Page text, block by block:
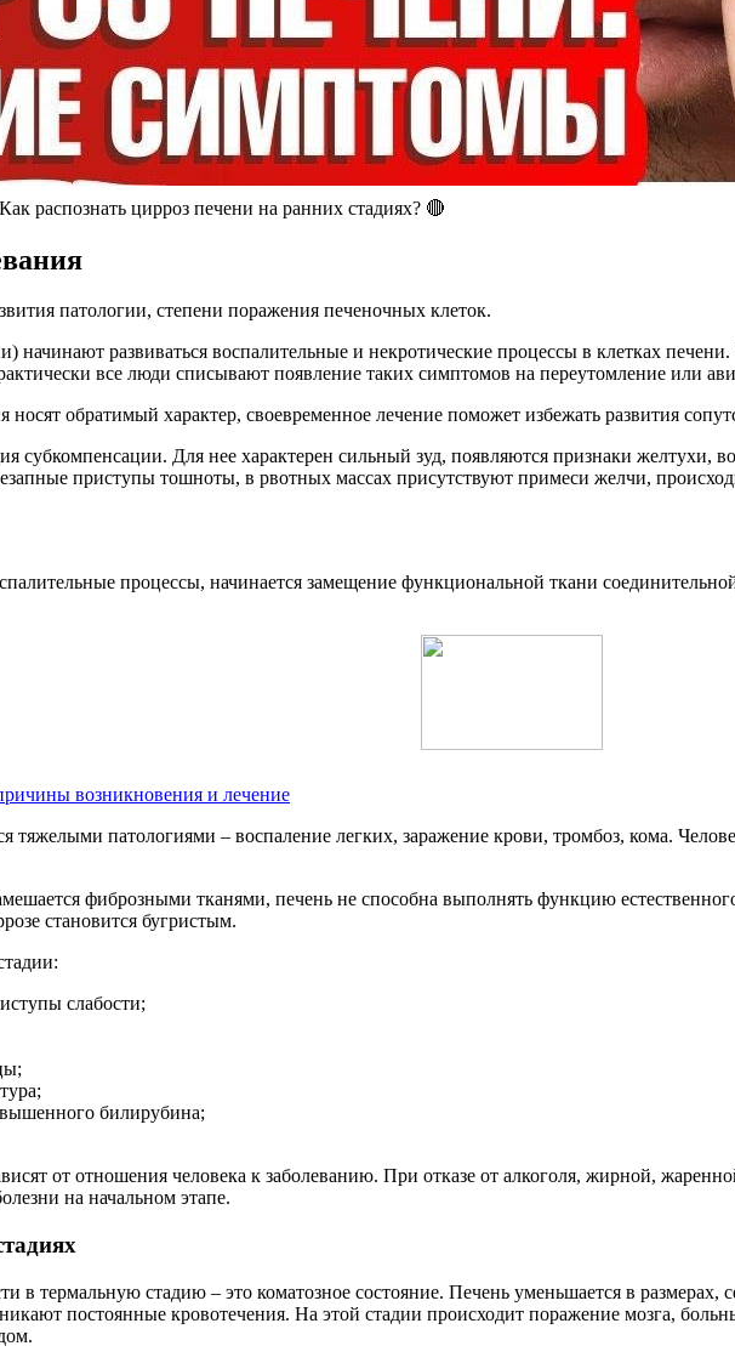
распознать цирроз печени на ранних стадиях? 🔴
патологии, степени поражения печеночных клеток.
начинают развиваться воспалительные и некротические процессы в клетках
все люди списывают появление таких симптомов на переутомление или
носят обратимый характер, своевременное лечение поможет избежать развития
субкомпенсации. Для нее характерен сильный зуд, появляются признаки
приступы тошноты, в рвотных массах присутствуют примеси желчи,
процессы, начинается замещение функциональной ткани
возникновения и лечение
тяжелыми патологиями – воспаление легких, заражение крови, тромбоз, кома.
фиброзными тканями, печень не способна выполнять функцию
становится бугристым.
слабости;
билирубина;
от отношения человека к заболеванию. При отказе от алкоголя, жирной,
на начальном этапе.
в термальную стадию – это коматозное состояние. Печень уменьшается в размерах,
постоянные кровотечения. На этой стадии происходит поражение мозга,